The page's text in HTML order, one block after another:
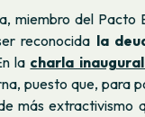
miembro del
reconocida la
la charla
puesto que, para
más extractivismo